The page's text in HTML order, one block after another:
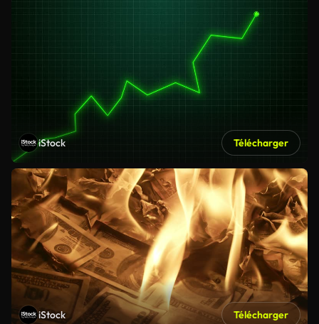
iStock Télécharger
iStock Télécharger